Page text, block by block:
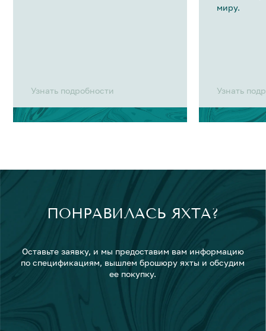
Узнать подробности
миру.
Узнать
ПОНРАВИЛАСЬ ЯХТА?
Оставьте заявку, и мы предоставим вам информацию
по спецификациям, вышлем брошюру яхты и обсудим
ее покупку.